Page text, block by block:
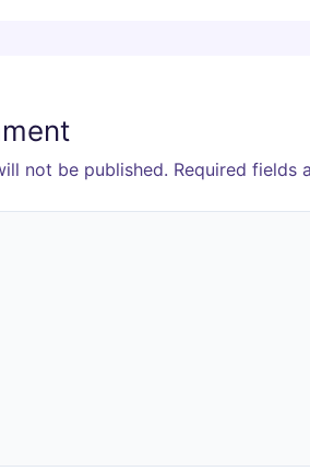
not be published. Required fields